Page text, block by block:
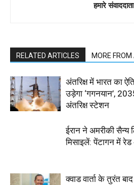
हमारे संवाददाता
RELATED ARTICLES MORE
अंतरिक्ष में भारत का
उड़ेगा ‘गगनयान’,
अंतरिक्ष स्टेशन
ईरान ने अमरीकी सैन्य
मिसाइलें: पेंटागन में रेड
क्वाड वार्ता के तुरंत